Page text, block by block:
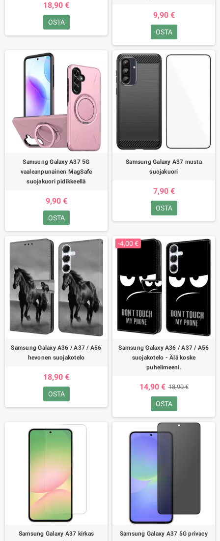
18,90 €
OSTA
9,90 €
OSTA
Samsung Galaxy A37 5G
vaaleanpunainen MagSafe
suojakuori pidikkeellä
9,90 €
OSTA
Samsung Galaxy A37 musta
suojakuori
7,90 €
OSTA
Samsung Galaxy A36 / A37 / A56
hevonen suojakotelo
18,90 €
OSTA
-4,00 €
Samsung Galaxy A36 / A37 / A56
suojakotelo - Älä koske
puhelimeeni.
14,90 € 18,90 €
OSTA
Samsung Galaxy A37 kirkas
Samsung Galaxy A37 5G privacy